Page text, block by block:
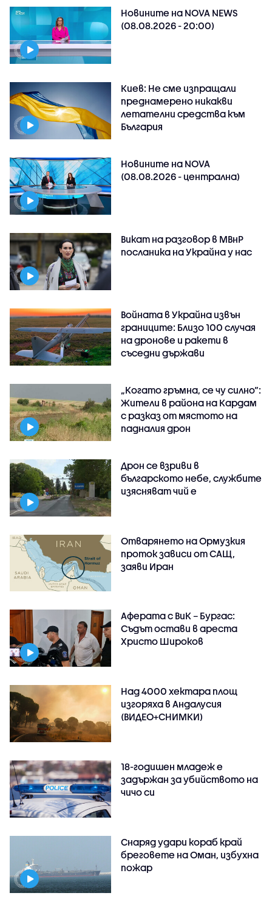
Новините на NOVA NEWS
(08.08.2026 - 20:00)
Киев: Не сме изпращали
преднамерено никакви
летателни средства към
България
Новините на NOVA
(08.08.2026 - централна)
Викат на разговор в МВнР
посланика на Украйна у нас
Войната в Украйна извън
границите: Близо 100 случая
на дронове и ракети в
съседни държави
„Когато гръмна, се чу силно“:
Жители в района на Кардам
с разказ от мястото на
падналия дрон
Дрон се взриви в
българското небе, службите
изясняват чий е
Отварянето на Ормузкия
проток зависи от САЩ,
заяви Иран
Аферата с ВиК – Бургас:
Съдът остави в ареста
Христо Широков
Над 4000 хектара площ
изгоряха в Андалусия
(ВИДЕО+СНИМКИ)
18-годишен младеж е
задържан за убийството на
чичо си
Снаряд удари кораб край
бреговете на Оман, избухна
пожар